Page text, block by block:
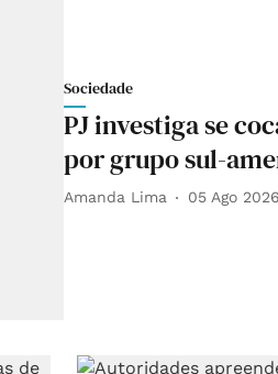
Sociedade
PJ investiga se
por grupo sul-
Amanda Lima 05 Ago 2026